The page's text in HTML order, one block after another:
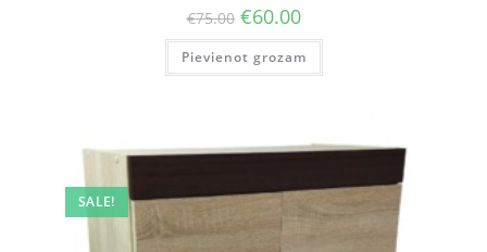
€75.00 Original
price
was:
€75.00.
€60.00Current
price
is:
€60.00.
Pievienot grozam
SALE!